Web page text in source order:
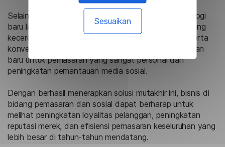
Sesuaikan
Selain itu, integrasi terjemahan mesin dengan teknologi
baru lainnya, seperti pembuatan konten yang didukung
kecerdasan buatan (AI) dan terjemahan real-time serta
konversi ucapan-ke-teks, akan membuka kemungkinan
baru untuk pemasaran yang sangat personal dan
peningkatan pemantauan media sosial.
Dengan berhasil menerapkan solusi mutakhir ini, bisnis di
bidang pemasaran dan sosial dapat berharap untuk
melihat peningkatan loyalitas pelanggan, peningkatan
reputasi merek, dan efisiensi pemasaran keseluruhan yang
lebih besar di tahun-tahun mendatang.